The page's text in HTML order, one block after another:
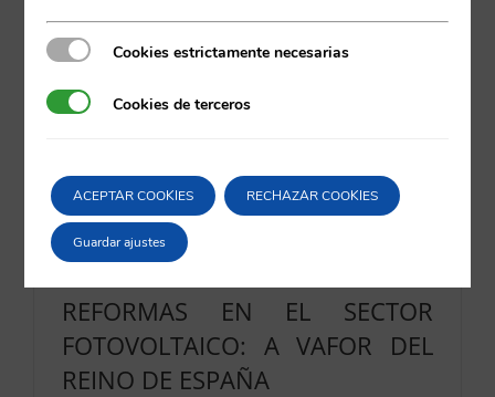
PRIMER LAUDO ARBITRAL
REFORMAS EN EL SECTOR
FOTOVOLTAICO: A VAFOR DEL
REINO DE ESPAÑA
Cookies estrictamente necesarias
Cookies estrictamente necesarias
Cookies de terceros
Cookies de terceros
ACEPTAR COOKIES RECHAZAR COOKIES
Guardar ajustes